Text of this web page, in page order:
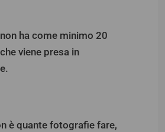
ha come minimo 20
viene presa in
è quante fotografie fare,